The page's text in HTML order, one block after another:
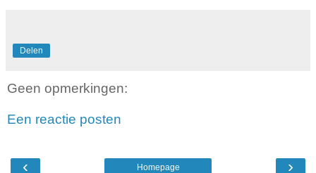
Delen
Geen opmerkingen:
Een reactie posten
‹ ›
Homepage